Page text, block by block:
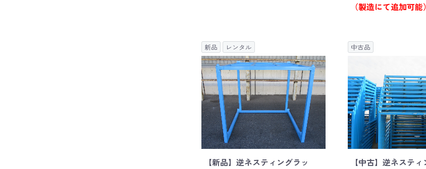
（製造にて追加可能）
新品 レンタル
【新品】逆ネスティングラッ
中古品
【中古】逆ネステ